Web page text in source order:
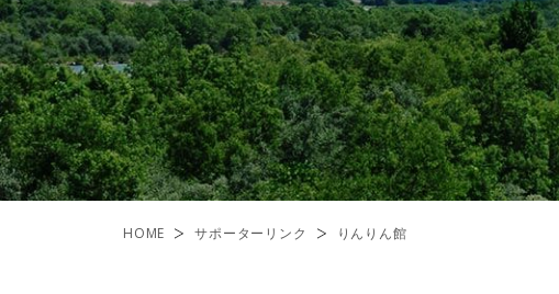
くろべについて
ABOUT KUROBE
黒部ってどん
イベント情報
EVENT INFO
最新イベント
くろべを楽しむ
ENJOY KUROBE
観光・グルメ
黒部のみどころ
一覧
HOME サポーターリンク りんりん館